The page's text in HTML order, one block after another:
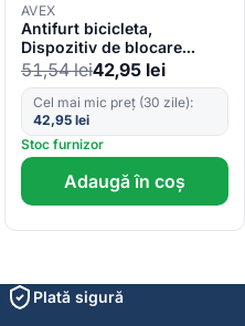
AVEX
Antifurt bicicleta,
Dispozitiv de blocare
biciclete, spiralat, cu cheie,
lungime 150cm, culoare
Neagra
51,54lei42,95 lei
Cel mai mic preț (30 zile):
42,95 lei
Stoc furnizor
Adaugă în coș
Plată sigură